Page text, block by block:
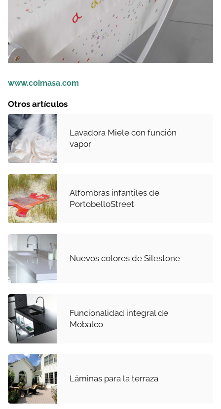
www.coimasa.com
Otros artículos
Lavadora Miele con función
vapor
Alfombras infantiles de
PortobelloStreet
Nuevos colores de Silestone
Funcionalidad integral de
Mobalco
Láminas para la terraza